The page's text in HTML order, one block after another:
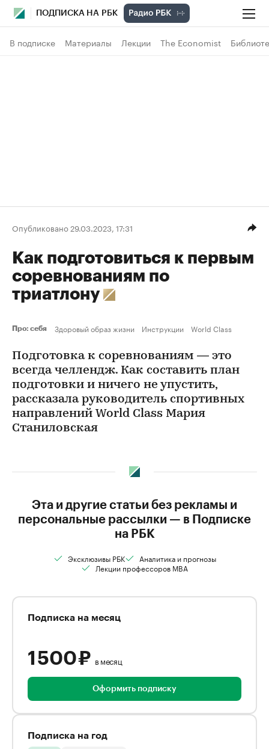
ПОДПИСКА НА РБК
В подписке Материалы Лекции The Economist
Опубликовано 29.03.2023, 17:31
Как подготовиться к первым
соревнованиям по
триатлону
Про: себя Здоровый образ жизни Инструкции World Class
Подготовка к соревнованиям — это
всегда челлендж. Как составить план
подготовки и ничего не упустить,
рассказала руководитель спортивных
направлений World Class Мария
Станиловская
Эта и другие статьи без рекламы и
персональные рассылки — в Подписке
на РБК
Эксклюзивы РБК
Аналитика и прогнозы
Лекции профессоров MBA
Подписка на месяц
1 500 ₽ в месяц
Оформить подписку
Подписка на год